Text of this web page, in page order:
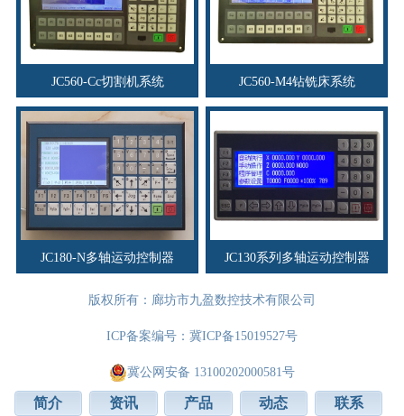
JC560-Cc切割机系统 JC560-M4钻铣床系统
JC180-N多轴运动控制器 JC130系列多轴运动控制器
版权所有：廊坊市九盈数控技术有限公司
ICP备案编号： 冀ICP备15019527号
冀公网安备 13100202000581号
简介 资讯 产品 动态 联系